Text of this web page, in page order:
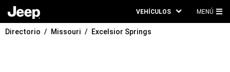
VEHÍCULOS MENÚ
Directorio Missouri Excelsior Springs